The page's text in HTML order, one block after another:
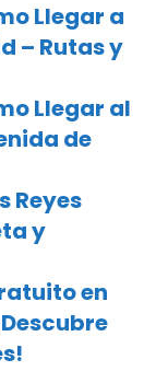
Llegar a
– Rutas y
Llegar al
de
Reyes
y
en